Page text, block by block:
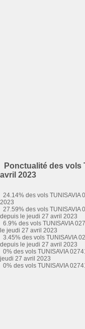
Ponctualité des vols
avril 2023
24.14% des vols TUNISAVIA
2023
27.59% des vols TUNISAVIA
depuis le jeudi 27 avril 2023
6.9% des vols TUNISAVIA
le jeudi 27 avril 2023
3.45% des vols TUNISAVIA
depuis le jeudi 27 avril 2023
0% des vols TUNISAVIA
jeudi 27 avril 2023
0% des vols TUNISAVIA